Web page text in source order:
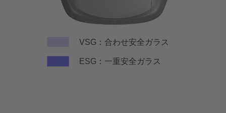
VSG：合わせ安全ガラス
ESG：一重安全ガラス